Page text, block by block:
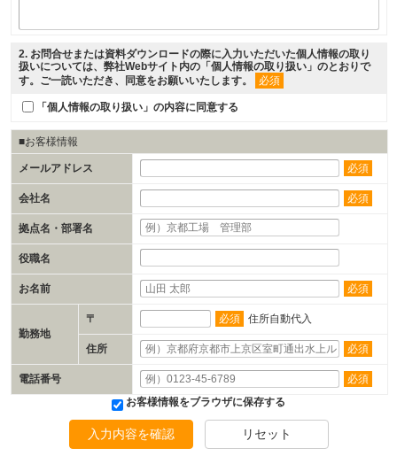
2. お問合せまたは資料ダウンロードの際に入力いただいた個人情報の取り
扱いについては、弊社Webサイト内の「 個人情報の取り扱い」のとおりで
す。ご一読いただき、同意をお願いいたします。
必須
「個人情報の取り扱い」の内容に同意する
■お客様情報
メールアドレス 必須
会社名 必須
拠点名・部署名
役職名
お名前 必須
勤務地
〒 必須 住所自動代入
住所 必須
電話番号
必須
お客様情報をブラウザに保存する
入力内容を確認 リセット